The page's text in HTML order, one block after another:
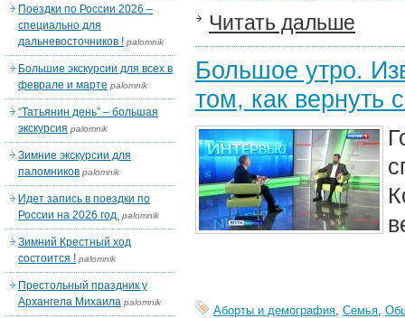
Читать дальше
Большое утро.
том, как вернуть
Аборты и демография, Семья,
Поездки по России 2026 –
специально для
дальневосточников ! palomnik
Большие экскурсии для всех в
феврале и марте palomnik
“Татьянин день” – большая
экскурсия palomnik
Зимние экскурсии для
паломников palomnik
Идет запись в поездки по
России на 2026 год. palomnik
Зимний Крестный ход
состоится ! palomnik
Престольный праздник у
Архангела Михаила palomnik